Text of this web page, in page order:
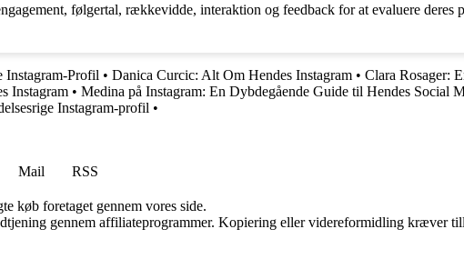
følgertal, rækkevidde, interaktion og feedback for at evaluere
Instagram-Profil • Danica Curcic: Alt Om Hendes Instagram • Clara Rosager:
Instagram • Medina på Instagram: En Dybdegående Guide til Hendes Social
Instagram-profil •
Mail
RSS
køb foretaget gennem vores side.
gennem affiliateprogrammer. Kopiering eller videreformidling kræver